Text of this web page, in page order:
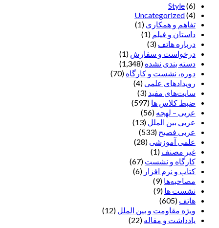
Style(6)
Uncategorized(4)
تفاهم و همکاری (1)
داستان و فیلم (1)
درباره هاتف (3)
درخواست و سفارش (1)
دسته بندی نشده (1,348)
دوره، نشست و کارگاه (70)
رویدادهای علمی (4)
سایت‌های مفید (3)
ضبط کلاس ها (597)
عربی – لهجه (56)
عربی بین الملل (13)
عربی فصیح (533)
علمی آموزشی (28)
غير مصنف (1)
کارگاه و نشست (67)
کتاب و نرم افزار (6)
مصاحبه‌ها (9)
نشست ها (9)
هاتف (605)
ویژه مقاومت و بین الملل (12)
یادداشت‌ و مقاله (22)